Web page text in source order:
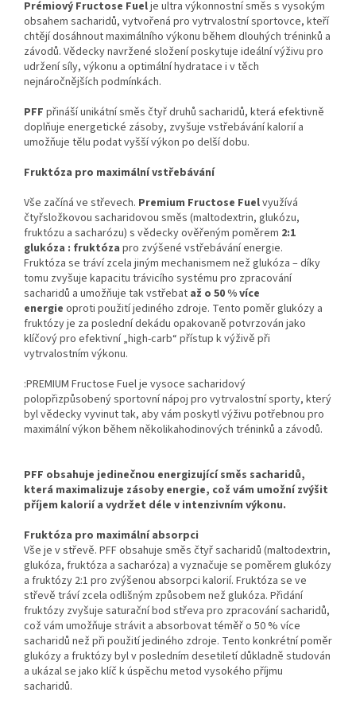
Prémiový Fructose Fuelje ultra výkonnostní směs s vysokým
obsahem sacharidů, vytvořená pro vytrvalostní sportovce, kteří
chtějí dosáhnout maximálního výkonu během dlouhých tréninků a
závodů. Vědecky navržené složení poskytuje ideální výživu pro
udržení síly, výkonu a optimální hydratace i v těch
nejnáročnějších podmínkách.
PFF přináší unikátní směs čtyř druhů sacharidů, která efektivně
doplňuje energetické zásoby, zvyšuje vstřebávání kalorií a
umožňuje tělu podat vyšší výkon po delší dobu.
Fruktóza pro maximální vstřebávání
Vše začíná ve střevech. Premium Fructose Fuelvyužívá
čtyřsložkovou sacharidovou směs (maltodextrin, glukózu,
fruktózu a sacharózu) s vědecky ověřeným poměrem 2:1
glukóza : fruktóza pro zvýšené vstřebávání energie.
Fruktóza se tráví zcela jiným mechanismem než glukóza – díky
tomu zvyšuje kapacitu trávicího systému pro zpracování
sacharidů a umožňuje tak vstřebat až o 50 % více
energie oproti použití jediného zdroje. Tento poměr glukózy a
fruktózy je za poslední dekádu opakovaně potvrzován jako
klíčový pro efektivní „high-carb“ přístup k výživě při
vytrvalostním výkonu.
:PREMIUM Fructose Fuel je vysoce sacharidový
polopřizpůsobený sportovní nápoj pro vytrvalostní sporty, který
byl vědecky vyvinut tak, aby vám poskytl výživu potřebnou pro
maximální výkon během několikahodinových tréninků a závodů.
PFF obsahuje jedinečnou energizující směs sacharidů,
která maximalizuje zásoby energie, což vám umožní zvýšit
příjem kalorií a vydržet déle v intenzivním výkonu.
Fruktóza pro maximální absorpci
Vše je v střevě. PFF obsahuje směs čtyř sacharidů (maltodextrin,
glukóza, fruktóza a sacharóza) a vyznačuje se poměrem glukózy
a fruktózy 2:1 pro zvýšenou absorpci kalorií. Fruktóza se ve
střevě tráví zcela odlišným způsobem než glukóza. Přidání
fruktózy zvyšuje saturační bod střeva pro zpracování sacharidů,
což vám umožňuje strávit a absorbovat téměř o 50 % více
sacharidů než při použití jediného zdroje. Tento konkrétní poměr
glukózy a fruktózy byl v posledním desetiletí důkladně studován
a ukázal se jako klíč k úspěchu metod vysokého příjmu
sacharidů.